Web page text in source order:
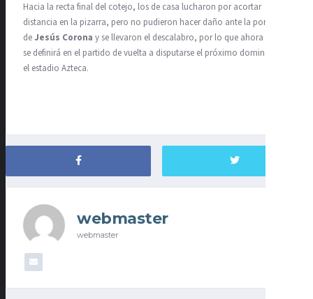
Hacia la recta final del cotejo, los de casa lucharon por acortar
distancia en la pizarra, pero no pudieron hacer daño ante la portería
deJesús Corona y se llevaron el descalabro, por lo que ahora todo
se definirá en el partido de vuelta a disputarse el próximo domingo en
el estadio Azteca.
webmaster
webmaster